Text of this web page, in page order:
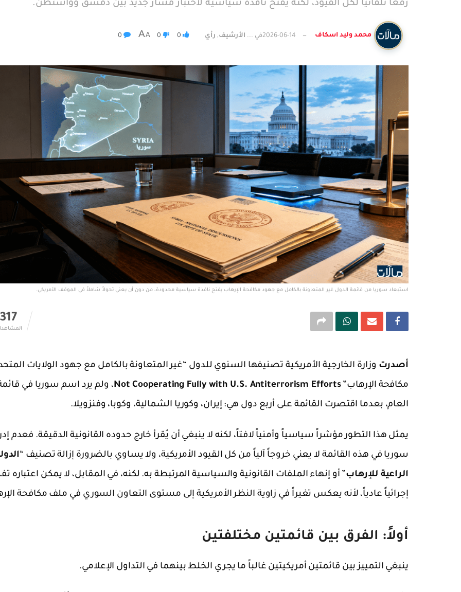
رفعاً تلقائياً لكل القيود، لكنه يفتح نافذة سياسية لاختبار مسار جديد بين دمشق وواشنطن.
محمد وليد اسكاف 2026-06-14في ... الأرشيف, رأي 0
0
A
A
استبعاد سوريا من قائمة الدول غير المتعاونة بالكامل مع جهود مكافحة الإرهاب يفتح نافذة سياسية محدودة، من دون أن يعني تحولاً شاملاً في الموقف الأمريكي.
317
أصدرت وزارة الخارجية الأمريكية تصنيفها السنوي للدول “غير المتعاونة بالكامل مع جهود الولايات
مكافحة الإرهاب”Not Cooperating Fully with U.S. Antiterrorism Efforts، ولم يرد اسم سوريا في
العام، بعدما اقتصرت القائمة على أربع دول هي: إيران، وكوريا الشمالية، وكوبا، وفنزويلا.
يمثل هذا التطور مؤشراً سياسياً وأمنياً لافتاً، لكنه لا ينبغي أن يُقرأ خارج حدوده القانونية الدقيقة. فعدم
سوريا في هذه القائمة لا يعني خروجاً آلياً من كل القيود الأمريكية، ولا يساوي بالضرورة إزالة تصنيف “
الراعية للإرهاب” أو إنهاء الملفات القانونية والسياسية المرتبطة به. لكنه، في المقابل، لا يمكن اعتباره
إجرائياً عادياً، لأنه يعكس تغيراً في زاوية النظر الأمريكية إلى مستوى التعاون السوري في ملف مكافحة
أولاً: الفرق بين قائمتين مختلفتين
ينبغي التمييز بين قائمتين أمريكيتين غالباً ما يجري الخلط بينهما في التداول الإعلامي.